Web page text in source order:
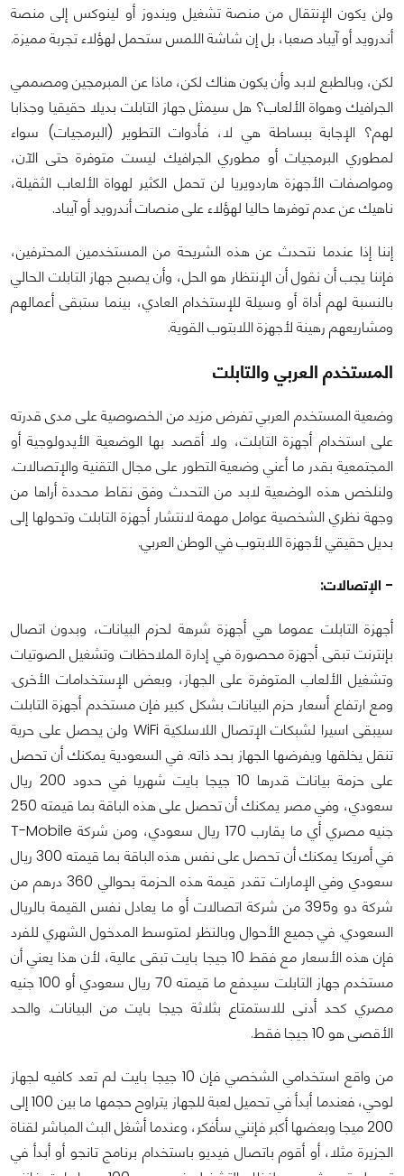
ولن يكون الإنتقال من منصة تشغيل ويندوز أو لينوكس إلى منصة
أندرويد أو آيباد صعبا، بل إن شاشة اللمس ستحمل لهؤلاء تجربة مميزة.
لكن، وبالطبع لابد وأن يكون هناك لكن، ماذا عن المبرمجين ومصممي
الجرافيك وهواة الألعاب؟ هل سيمثل جهاز التابلت بديلا حقيقيا وجذابا
لهم؟ الإجابة ببساطة هي لا، فأدوات التطوير (البرمجيات) سواء
لمطوري البرمجيات أو مطوري الجرافيك ليست متوفرة حتى الآن،
ومواصفات الأجهزة هاردويريا لن تحمل الكثير لهواة الألعاب الثقيلة،
ناهيك عن عدم توفرها حاليا لهؤلاء على منصات أندرويد أو آيباد.
إننا إذا عندما نتحدث عن هذه الشريحة من المستخدمين المحترفين،
فإننا يجب أن نقول أن الإنتظار هو الحل، وأن يصبح جهاز التابلت الحالي
بالنسبة لهم أداة أو وسيلة للإستخدام العادي، بينما ستبقى أعمالهم
ومشاريعهم رهينة لأجهزة اللابتوب القوية.
المستخدم العربي والتابلت
وضعية المستخدم العربي تفرض مزيد من الخصوصية على مدى قدرته
على استخدام أجهزة التابلت، ولا أقصد بها الوضعية الأيدولوجية أو
المجتمعية بقدر ما أعني وضعية التطور على مجال التقنية والإتصالات.
ولنلخص هذه الوضعية لابد من التحدث وفق نقاط محددة أراها من
وجهة نظري الشخصية عوامل مهمة لانتشار أجهزة التابلت وتحولها إلى
بديل حقيقي لأجهزة اللابتوب في الوطن العربي.
- الإتصالات:
أجهزة التابلت عموما هي أجهزة شرهة لحزم البيانات، وبدون اتصال
بإنترنت تبقى أجهزة محصورة في إدارة الملاحظات وتشغيل الصوتيات
وتشغيل الألعاب المتوفرة على الجهاز، وبعض الإستخدامات الأخرى.
ومع ارتفاع أسعار حزم البيانات بشكل كبير فإن مستخدم أجهزة التابلت
سيبقى اسيرا لشبكات الإتصال اللاسلكية WiFi ولن يحصل على حرية
تنقل يخلقها ويفرضها الجهاز بحد ذاته. في السعودية يمكنك أن تحصل
على حزمة بيانات قدرها 10 جيجا بايت شهريا في حدود 200 ريال
سعودي، وفي مصر يمكنك أن تحصل على هذه الباقة بما قيمته 250
جنيه مصري أي ما يقارب 170 ريال سعودي، ومن شركة T-Mobile
في أمريكا يمكنك أن تحصل على نفس هذه الباقة بما قيمته 300 ريال
سعودي وفي الإمارات تقدر قيمة هذه الحزمة بحوالي 360 درهم من
شركة دو و395 من شركة اتصالات أو ما يعادل نفس القيمة بالريال
السعودي. في جميع الأحوال وبالنظر لمتوسط المدخول الشهري للفرد
فإن هذه الأسعار مع فقط 10 جيجا بايت تبقى عالية، لأن هذا يعني أن
مستخدم جهاز التابلت سيدفع ما قيمته 70 ريال سعودي أو 100 جنيه
مصري كحد أدنى للاستمتاع بثلاثة جيجا بايت من البيانات. والحد
الأقصى هو 10 جيجا فقط.
من واقع استخدامي الشخصي فإن 10 جيجا بايت لم تعد كافيه لجهاز
لوحي، فعندما أبدأ في تحميل لعبة للجهاز يتراوح حجمها ما بين 100 إلى
200 ميجا وبعضها أكبر فإنني سأفكر، وعندما أشغل البث المباشر لقناة
الجزيرة مثلا، أو أقوم باتصال فيديو باستخدام برنامج تانجو أو أبدأ في